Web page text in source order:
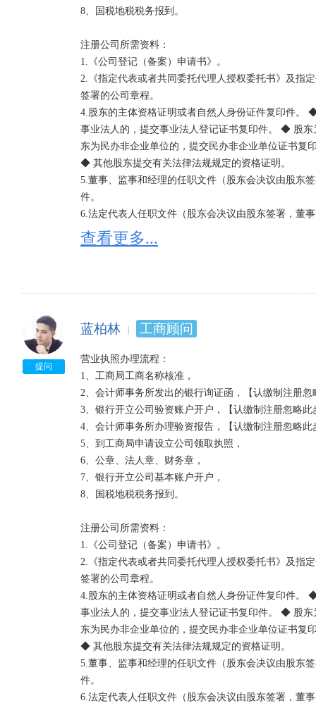
8、国税地税税务报到。
注册公司所需资料：
1.《公司登记（备案）申请书》。
2.《指定代表或者共同委托代理人授权委托书》及指
签署的公司章程。
4.股东的主体资格证明或者自然人身份证件复印件
事业法人的，提交事业法人登记证书复印件。 ◆ 股
东为民办非企业单位的，提交民办非企业单位证书
◆ 其他股东提交有关法律法规规定的资格证明。
5.董事、监事和经理的任职文件（股东会决议由股东
件。
6.法定代表人任职文件（股东会决议由股东签署，董
7.住所使用证明。
8.《企业名称预先核准通知书》。
查看更多...
提问
蓝柏林 工商顾问
营业执照办理流程：
1、工商局工商名称核准，
2、会计师事务所发出的银行询证函，【认缴制注册
3、银行开立公司验资账户开户，【认缴制注册忽略
4、会计师事务所办理验资报告，【认缴制注册忽略
5、到工商局申请设立公司领取执照，
6、公章、法人章、财务章，
7、银行开立公司基本账户开户，
8、国税地税税务报到。
注册公司所需资料：
1.《公司登记（备案）申请书》。
2.《指定代表或者共同委托代理人授权委托书》及指
签署的公司章程。
4.股东的主体资格证明或者自然人身份证件复印件
事业法人的，提交事业法人登记证书复印件。 ◆ 股
东为民办非企业单位的，提交民办非企业单位证书
◆ 其他股东提交有关法律法规规定的资格证明。
5.董事、监事和经理的任职文件（股东会决议由股东
件。
6.法定代表人任职文件（股东会决议由股东签署，董